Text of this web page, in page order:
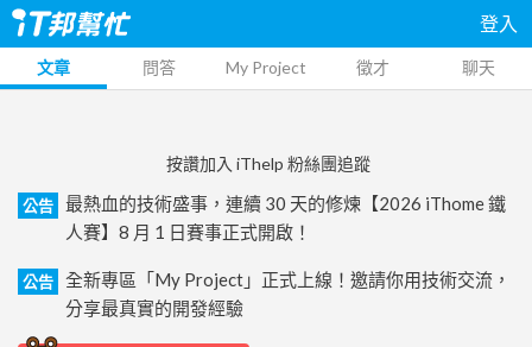
登入
文章 問答 My Project 徵才 聊天
按讚加入 iThelp 粉絲團追蹤
公告
最熱血的技術盛事，連續 30 天的修煉【2026 iThome 鐵
人賽】8 月 1 日賽事正式開啟！
公告
全新專區「My Project」正式上線！邀請你用技術交流，
分享最真實的開發經驗